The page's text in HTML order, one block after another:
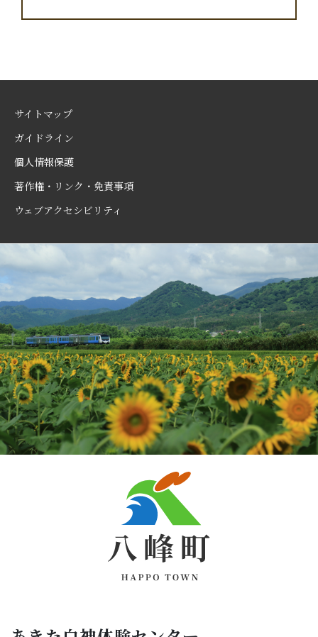
サイトマップ
ガイドライン
個人情報保護
著作権・リンク・免責事項
ウェブアクセシビリティ